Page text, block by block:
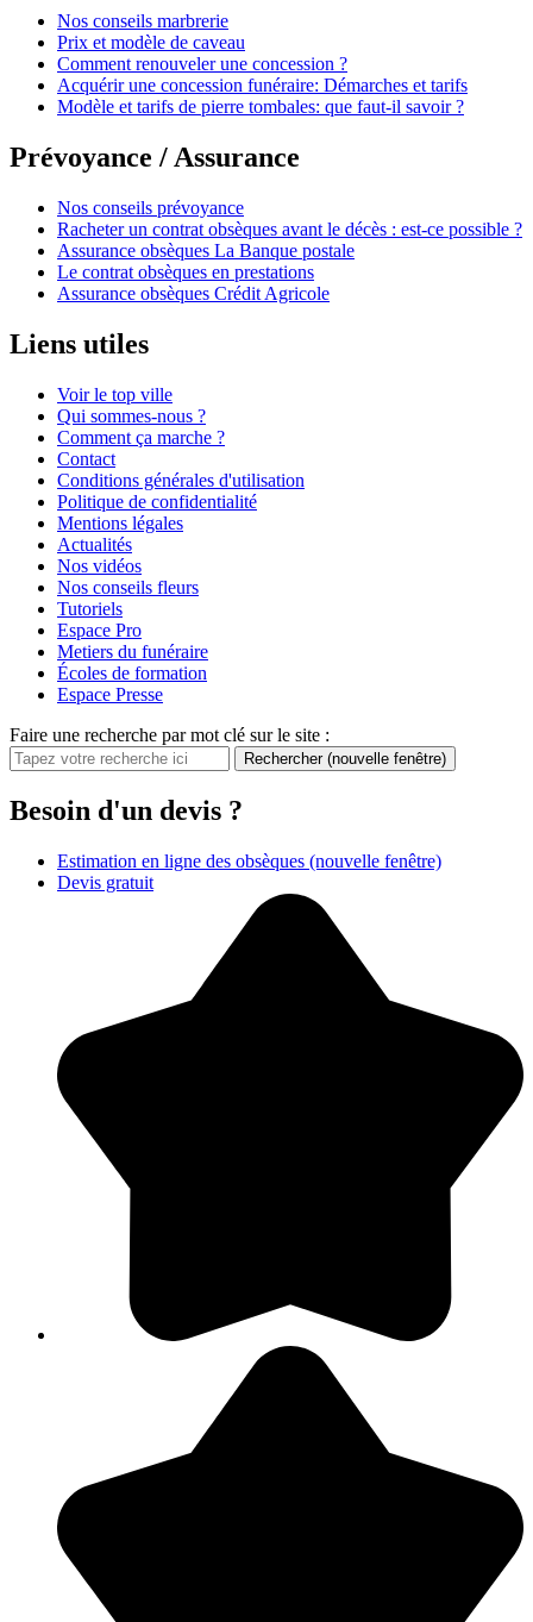
Nos conseils marbrerie
Prix et modèle de caveau
Comment renouveler une concession ?
Acquérir une concession funéraire: Démarches et tarifs
Modèle et tarifs de pierre tombales: que faut-il savoir ?
Prévoyance / Assurance
Nos conseils prévoyance
Racheter un contrat obsèques avant le décès : est-ce possible ?
Assurance obsèques La Banque postale
Le contrat obsèques en prestations
Assurance obsèques Crédit Agricole
Liens utiles
Voir le top ville
Qui sommes-nous ?
Comment ça marche ?
Contact
Conditions générales d'utilisation
Politique de confidentialité
Mentions légales
Actualités
Nos vidéos
Nos conseils fleurs
Tutoriels
Espace Pro
Metiers du funéraire
Écoles de formation
Espace Presse
Faire une recherche par mot clé sur le site :
Rechercher (nouvelle fenêtre)
Besoin d'un devis ?
Estimation en ligne des obsèques (nouvelle fenêtre)
Devis gratuit